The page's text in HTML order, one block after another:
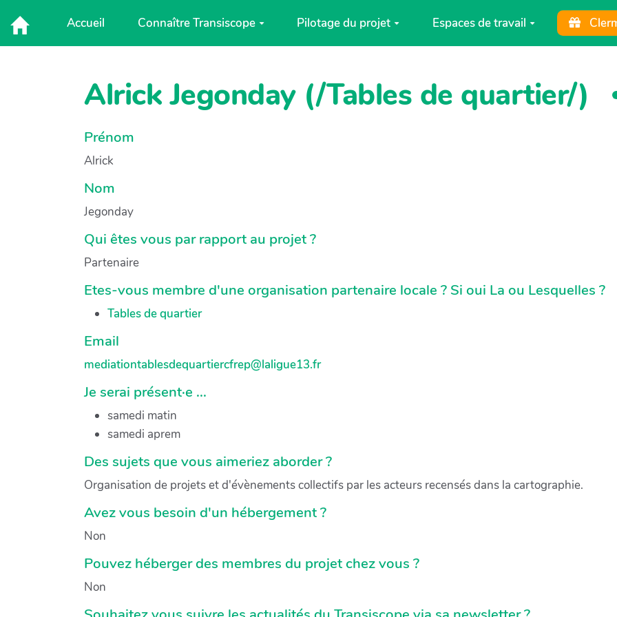
Aller au contenu principal
Accueil Connaître Transiscope Pilotage du projet Espaces de travail
Alrick Jegonday (/Tables de quartier/)
Prénom
Alrick
Nom
Jegonday
Qui êtes vous par rapport au projet ?
Partenaire
Etes-vous membre d'une organisation partenaire locale ? Si oui La ou Lesquelles ?
Tables de quartier
Email
mediationtablesdequartiercfrep@laligue13.fr
Je serai présent·e ...
samedi matin
samedi aprem
Des sujets que vous aimeriez aborder ?
Organisation de projets et d'évènements collectifs par les acteurs recensés dans la cartographie.
Avez vous besoin d'un hébergement ?
Non
Pouvez héberger des membres du projet chez vous ?
Non